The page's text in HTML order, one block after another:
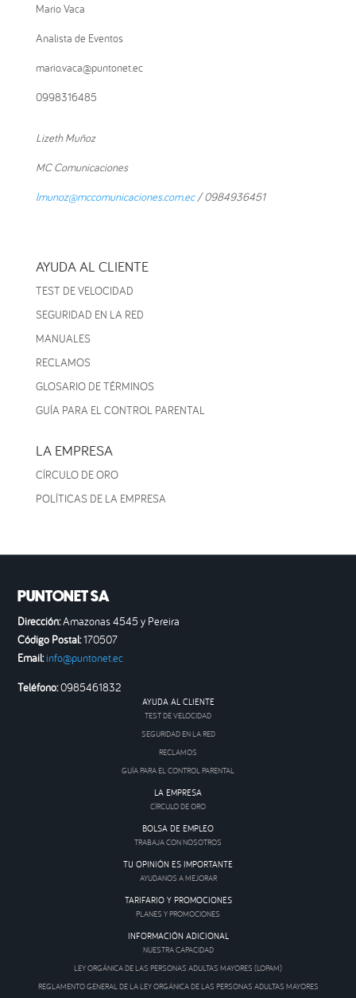
Mario Vaca
Analista de Eventos
mario.vaca@puntonet.ec
0998316485
Lizeth Muñoz
MC Comunicaciones
lmunoz@mccomunicaciones.com.ec/ 0984936451
AYUDA AL CLIENTE
TEST DE VELOCIDAD
SEGURIDAD EN LA RED
MANUALES
RECLAMOS
GLOSARIO DE TÉRMINOS
GUÍA PARA EL CONTROL PARENTAL
LA EMPRESA
CÍRCULO DE ORO
POLÍTICAS DE LA EMPRESA
PUNTONET SA
Dirección:Amazonas 4545 y Pereira
Código Postal:170507
Email:info@puntonet.ec
Teléfono:0985461832
AYUDA AL CLIENTE
TEST DE VELOCIDAD
SEGURIDAD EN LA RED
RECLAMOS
GUÍA PARA EL CONTROL PARENTAL
LA EMPRESA
CÍRCULO DE ORO
BOLSA DE EMPLEO
TRABAJA CON NOSOTROS
TU OPINIÓN ES IMPORTANTE
AYUDANOS A MEJORAR
TARIFARIO Y PROMOCIONES
PLANES Y PROMOCIONES
INFORMACIÓN ADICIONAL
NUESTRA CAPACIDAD
LEY ORGÁNICA DE LAS PERSONAS ADULTAS MAYORES (LOPAM)
REGLAMENTO GENERAL DE LA LEY ORGÁNICA DE LAS PERSONAS ADULTAS MAYORES